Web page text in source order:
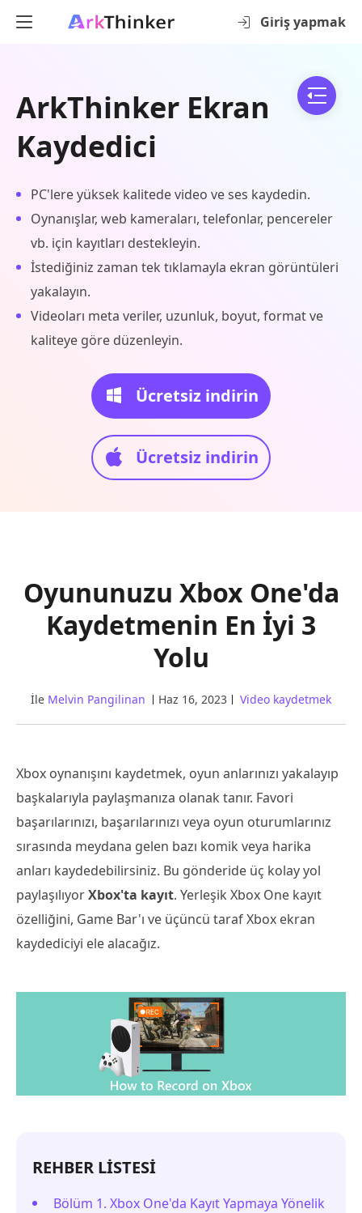
Giriş yapmak
ArkThinker Ekran
Kaydedici
PC'lere yüksek kalitede video ve ses kaydedin.
Oynanışlar, web kameraları, telefonlar, pencereler
vb. için kayıtları destekleyin.
İstediğiniz zaman tek tıklamayla ekran görüntüleri
yakalayın.
Videoları meta veriler, uzunluk, boyut, format ve
kaliteye göre düzenleyin.
Ücretsiz indirin
Ücretsiz indirin
Oyununuzu Xbox One'da
Kaydetmenin En İyi 3
Yolu
İle Melvin Pangilinan Haz 16, 2023 Video kaydetmek
Xbox oynanışını kaydetmek, oyun anlarınızı yakalayıp
başkalarıyla paylaşmanıza olanak tanır. Favori
başarılarınızı, başarılarınızı veya oyun oturumlarınız
sırasında meydana gelen bazı komik veya harika
anları kaydedebilirsiniz. Bu gönderide üç kolay yol
paylaşılıyorXbox'ta kayıt. Yerleşik Xbox One kayıt
özelliğini, Game Bar'ı ve üçüncü taraf Xbox ekran
kaydediciyi ele alacağız.
REHBER LİSTESİ
Bölüm 1. Xbox One'da Kayıt Yapmaya Yönelik